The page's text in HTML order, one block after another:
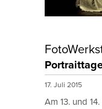
17. Juli 2015
Am 13. und